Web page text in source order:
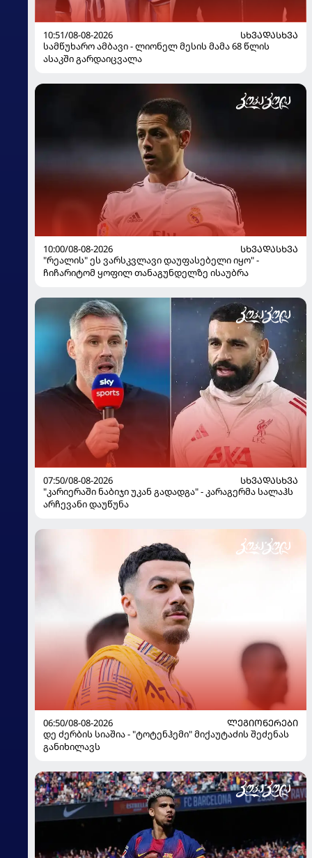
10:51/08-08-2026
ᲡᲮᲕᲐᲓᲐᲡᲮᲕᲐ
სამწუხარო ამბავი - ლიონელ მესის მამა 68 წლის
ასაკში გარდაიცვალა
10:00/08-08-2026
ᲡᲮᲕᲐᲓᲐᲡᲮᲕᲐ
"რეალის" ეს ვარსკვლავი დაუფასებელი იყო" -
ჩიჩარიტომ ყოფილ თანაგუნდელზე ისაუბრა
07:50/08-08-2026
ᲡᲮᲕᲐᲓᲐᲡᲮᲕᲐ
"კარიერაში ნაბიჯი უკან გადადგა" - კარაგერმა სალაჰს
არჩევანი დაუწუნა
06:50/08-08-2026
ᲚᲔᲒᲘᲝᲜᲔᲠᲔᲑᲘ
დე ძერბის სიაშია - "ტოტენჰემი" მიქაუტაძის შეძენას
განიხილავს